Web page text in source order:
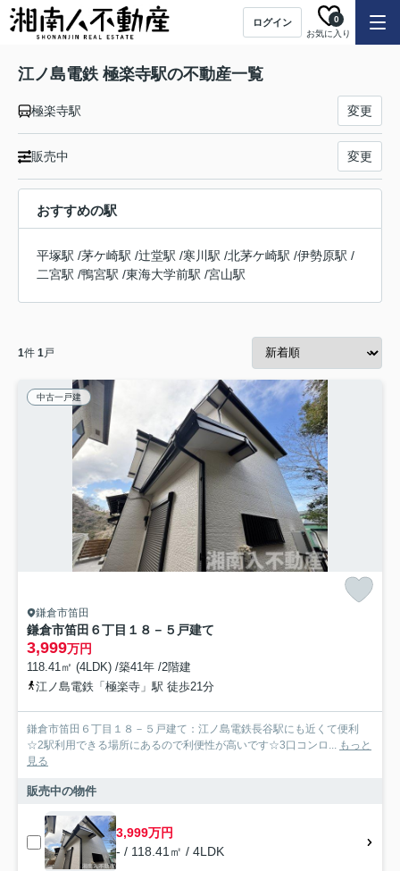
ログイン
お気に入り
0
江ノ島電鉄 極楽寺駅の不動産一覧
極楽寺駅 変更
販売中 変更
おすすめの駅
平塚駅 /茅ケ崎駅 /辻堂駅 /寒川駅 /北茅ケ崎駅 /伊勢原駅 /
二宮駅 /鴨宮駅 /東海大学前駅 /宮山駅
1件 1戸
中古一戸建
鎌倉市笛田
鎌倉市笛田６丁目１８－５戸建て
3,999万円
118.41㎡ (4LDK) /築41年 /2階建
江ノ島電鉄「極楽寺」駅 徒歩21分
鎌倉市笛田６丁目１８－５戸建て：江ノ島電鉄長谷駅にも近くて便利
☆2駅利用できる場所にあるので利便性が高いです☆3口コンロ... もっと
見る
販売中の物件
3,999万円
- / 118.41㎡ / 4LDK